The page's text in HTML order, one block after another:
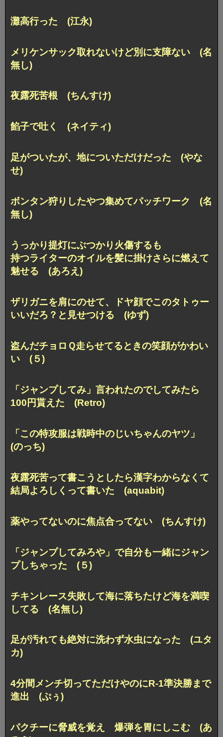
灘高行った (江永)
メリケンサック取れないけど別に支障ない (名
無し)
夜露死苦根 (ちんすけ)
餡子で吐く (ネイティ)
足がついたが、地についただけだった (やな
せ)
ボンタン狩りしたやつ集めてパッチワーク (名
無し)
うっかり提灯にぶつかり火傷するも
持つライターのオイルを髪に掛けさらに燃えて
魅せる (あろえ)
ザリガニを肩にのせて、
ドヤ顔でこのタトゥー
いいだろ？と見せつける (ゆず)
盗んだチョロＱ走らせてるときの笑顔がかわい
い (５)
「ジャンプしてみ」言われたのでしてみたら
100円貰えた (Retro)
「この特攻服は戦時中のじいちゃんのヤツ」
(のっち)
夜露死苦って書こうとしたら漢字わからなくて
結局よろしくって書いた (aquabit)
薬やってないのに焦点合ってない (ちんすけ)
「ジャンプしてみろや」で自分も一緒にジャン
プしちゃった (５)
チキンレース失敗して海に落ちたけど海を満喫
してる (名無し)
足が汚れても絶対に洗わず水虫になった (ユタ
カ)
4分間メンチ切ってただけやのにR-1準決勝まで
進出 (ぷぅ)
パクチーに脅威を覚え 爆弾を胃にしこむ (あ